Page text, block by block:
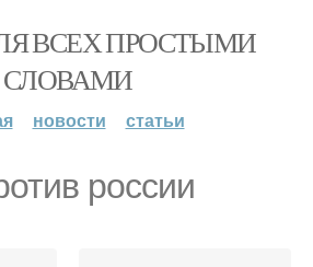
ВСЕХ ПРОСТЫМИ
СЛОВАМИ
новости статьи
россии